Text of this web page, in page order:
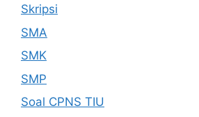
Skripsi
SMA
SMK
SMP
Soal CPNS TIU